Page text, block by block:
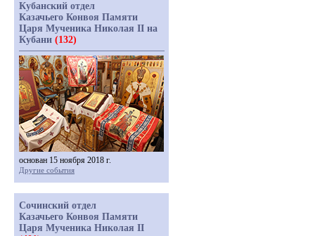
Кубанский отдел
Казачьего Конвоя Памяти
Царя Мученика Николая II на
Кубани (132)
основан 15 ноября 2018 г.
Другие события
Сочинский отдел
Казачьего Конвоя Памяти
Царя Мученика Николая II